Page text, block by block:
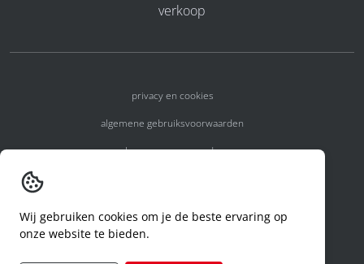
verkoop
privacy en cookies
algemene gebruiksvoorwaarden
algemene voorwaarden
code of conduct
Wij gebruiken cookies om je de beste ervaring op
onze website te bieden.